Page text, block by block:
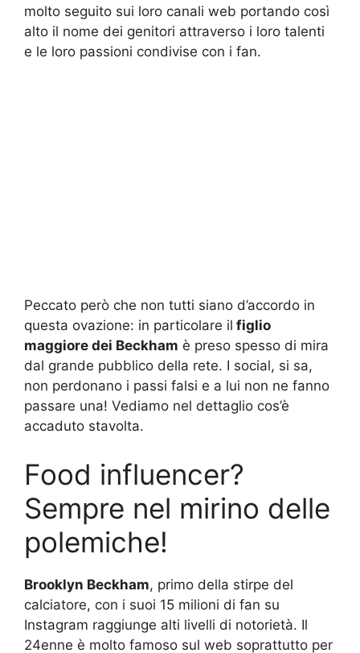
molto seguito sui loro canali web portando così
alto il nome dei genitori attraverso i loro talenti
e le loro passioni condivise con i fan.
Peccato però che non tutti siano d’accordo in
questa ovazione: in particolare il figlio
maggiore dei Beckham è preso spesso di mira
dal grande pubblico della rete. I social, si sa,
non perdonano i passi falsi e a lui non ne fanno
passare una! Vediamo nel dettaglio cos’è
accaduto stavolta.
Food influencer?
Sempre nel mirino delle
polemiche!
Brooklyn Beckham, primo della stirpe del
calciatore, con i suoi 15 milioni di fan su
Instagram raggiunge alti livelli di notorietà. Il
24enne è molto famoso sul web soprattutto per